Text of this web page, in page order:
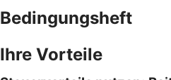
Bedingungsheft
Ihre Vorteile